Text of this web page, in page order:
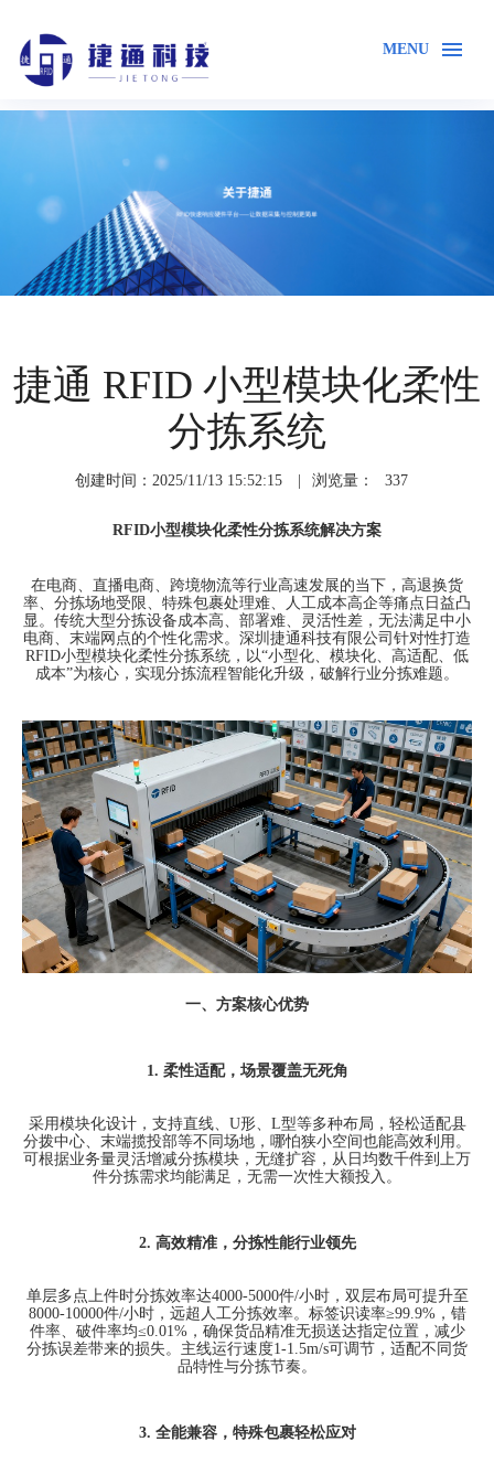
MENU
捷通 RFID 小型模块化柔性
分拣系统
创建时间：2025/11/13 15:52:15 浏览量： 337
RFID小型模块化柔性分拣系统解决方案
在电商、直播电商、跨境物流等行业高速发展的当下，高退换货
率、分拣场地受限、特殊包裹处理难、人工成本高企等痛点日益凸
显。传统大型分拣设备成本高、部署难、灵活性差，无法满足中小
电商、末端网点的个性化需求。深圳捷通科技有限公司针对性打造
RFID小型模块化柔性分拣系统，以“小型化、模块化、高适配、低
成本”为核心，实现分拣流程智能化升级，破解行业分拣难题。
一、方案核心优势
1. 柔性适配，场景覆盖无死角
采用模块化设计，支持直线、 U形、 L型等多种布局，轻松适配县
分拨中心、末端揽投部等不同场地，哪怕狭小空间也能高效利用。
可根据业务量灵活增减分拣模块，无缝扩容，从日均数千件到上万
件分拣需求均能满足，无需一次性大额投入。
2. 高效精准，分拣性能行业领先
单层多点上件时分拣效率达4000-5000件/小时，双层布局可提升至
8000-10000件/小时，远超人工分拣效率。标签识读率≥99.9%，错
件率、破件率均≤0.01%，确保货品精准无损送达指定位置，减少
分拣误差带来的损失。主线运行速度1-1.5m/s可调节，适配不同货
品特性与分拣节奏。
3. 全能兼容，特殊包裹轻松应对